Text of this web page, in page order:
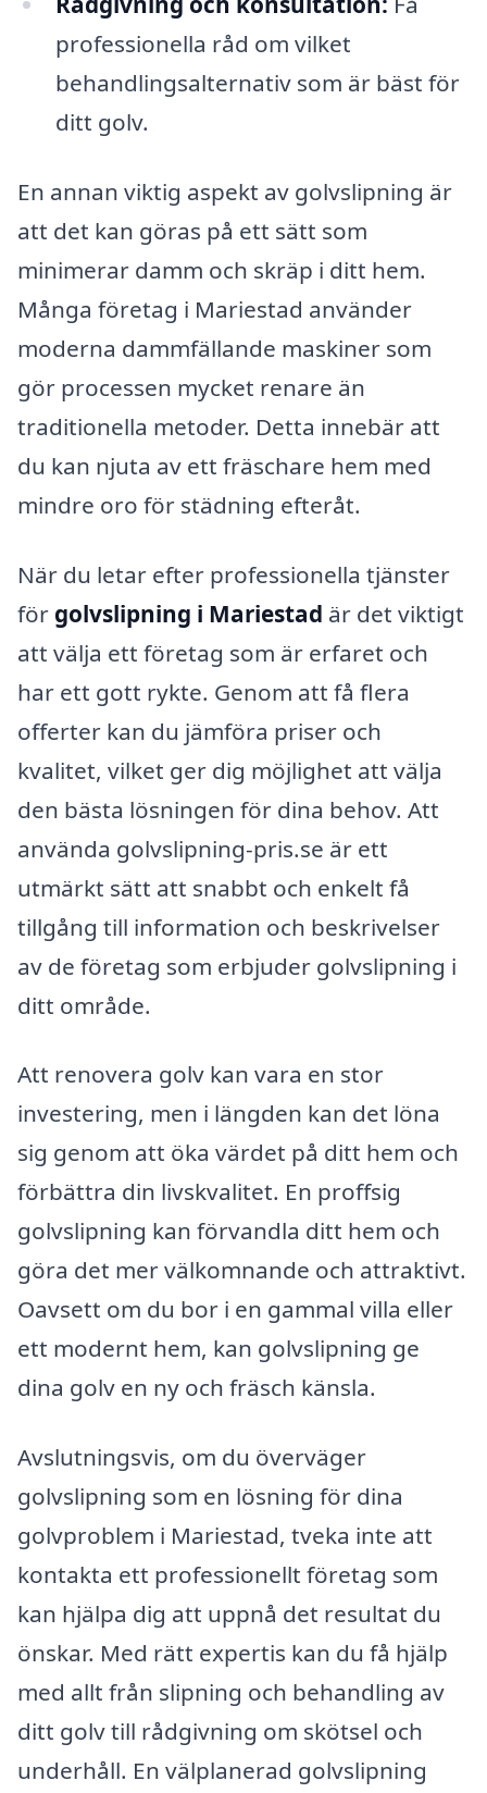
professionella råd om vilket
behandlingsalternativ som är bäst för
ditt golv.
En annan viktig aspekt av golvslipning är
att det kan göras på ett sätt som
minimerar damm och skräp i ditt hem.
Många företag i Mariestad använder
moderna dammfällande maskiner som
gör processen mycket renare än
traditionella metoder. Detta innebär att
du kan njuta av ett fräschare hem med
mindre oro för städning efteråt.
När du letar efter professionella tjänster
för golvslipning i Mariestad är det viktigt
att välja ett företag som är erfaret och
har ett gott rykte. Genom att få flera
offerter kan du jämföra priser och
kvalitet, vilket ger dig möjlighet att välja
den bästa lösningen för dina behov. Att
använda golvslipning-pris.se är ett
utmärkt sätt att snabbt och enkelt få
tillgång till information och beskrivelser
av de företag som erbjuder golvslipning i
ditt område.
Att renovera golv kan vara en stor
investering, men i längden kan det löna
sig genom att öka värdet på ditt hem och
förbättra din livskvalitet. En proffsig
golvslipning kan förvandla ditt hem och
göra det mer välkomnande och attraktivt.
Oavsett om du bor i en gammal villa eller
ett modernt hem, kan golvslipning ge
dina golv en ny och fräsch känsla.
Avslutningsvis, om du överväger
golvslipning som en lösning för dina
golvproblem i Mariestad, tveka inte att
kontakta ett professionellt företag som
kan hjälpa dig att uppnå det resultat du
önskar. Med rätt expertis kan du få hjälp
med allt från slipning och behandling av
ditt golv till rådgivning om skötsel och
underhåll. En välplanerad golvslipning